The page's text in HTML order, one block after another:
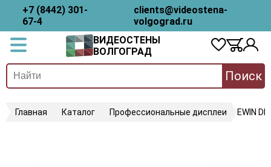
+7 (8442) 301-
67-4
clients@videostena-
volgograd.ru
ВИДЕОСТЕНЫ
ВОЛГОГРАД
Поиск
Главная Каталог Профессиональные дисплеи EWIN